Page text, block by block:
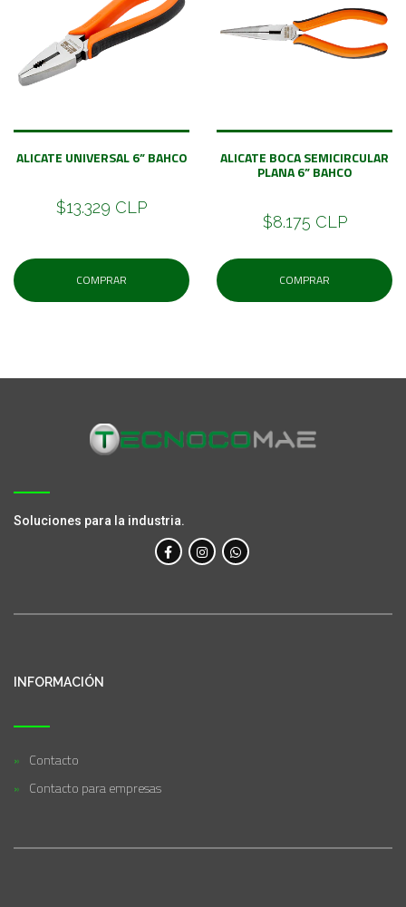
ALICATE UNIVERSAL 6” BAHCO
$13.329 CLP
COMPRAR
ALICATE BOCA SEMICIRCULAR
PLANA 6” BAHCO
$8.175 CLP
COMPRAR
Soluciones para la industria.
INFORMACIÓN
Contacto
Contacto para empresas